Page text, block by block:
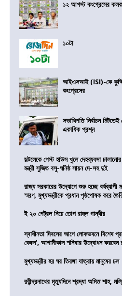
১২ আগস্ট কংগ্রেসের
১০টা
আইএসআই (ISI)-কে
কংগ্রেসের
সভাধিপতি নির্বাচন
একাধিক প্রশ্ন
সল্টলেকে গেস্ট হাউস খুলে দেহব্যবসা
মন্ত্রী সুজিত বসু-ঘনিষ্ঠ সায়ন দে-সহ দুই
রাজ্য সরকারের উদ্যোগে শুরু হচ্ছে বর্ষব্যাপী
স্মরণ, মুখ্যমন্ত্রীকে প্রধান পৃষ্ঠপোষক করে
ই ২০ পেট্রল নিয়ে তোপ রাহুল গান্ধীর
স্বাধীনতা দিবসের আগে লোকভবনে বিশেষ
বেঙ্গল’, আগামীকাল শনিবার উদ্বোধন করবেন
মুখ্যমন্ত্রীর হর ঘর তিরঙ্গা যাত্রায় মানুষের ঢল
রবীন্দ্রনাথের মৃত্যুদিনে শ্রদ্ধা অমিত শাহ,